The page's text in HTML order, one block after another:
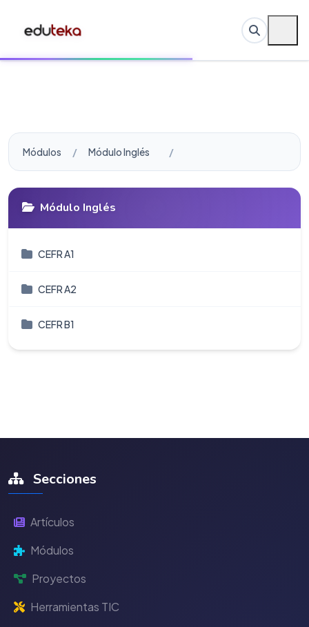
Módulos Módulo Inglés
Módulo Inglés
CEFR A1
CEFR A2
CEFR B1
Secciones
Artículos
Módulos
Proyectos
Herramientas TIC